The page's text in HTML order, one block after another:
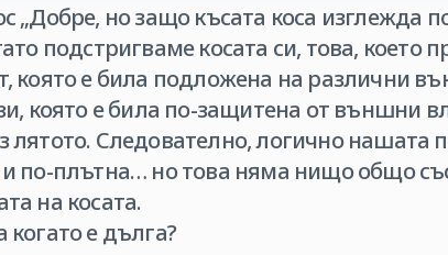
„Добре, но защо късата коса изглежда
подстригваме косата си, това, което
която е била подложена на различни
която е била по-защитена от външни
лятото. Следователно, логично нашата
по-плътна… но това няма нищо общо
на косата.
е дълга?